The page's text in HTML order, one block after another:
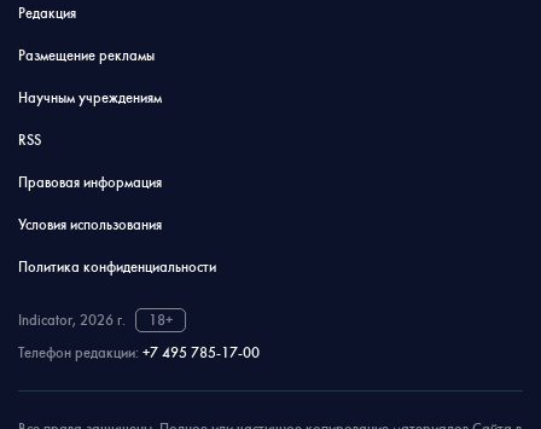
Редакция
Размещение рекламы
Научным учреждениям
RSS
Правовая информация
Условия использования
Политика конфиденциальности
Indicator, 2026 г.
18+
Телефон редакции: +7 495 785-17-00